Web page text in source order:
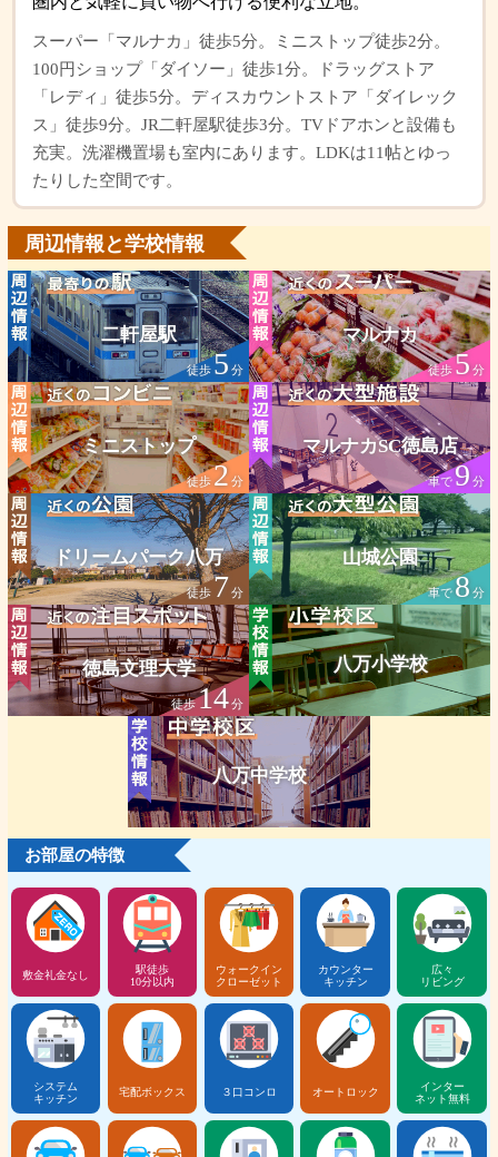
スーパー「マルナカ」徒歩5分。ミニストップ徒歩2分。
100円ショップ「ダイソー」徒歩1分。ドラッグストア
「レディ」徒歩5分。ディスカウントストア「ダイレック
ス」徒歩9分。JR二軒屋駅徒歩3分。TVドアホンと設備も
充実。洗濯機置場も室内にあります。LDKは11帖とゆっ
たりした空間です。
周辺情報と学校情報
二軒屋駅
徒歩5 分
マルナカ
徒歩5分
ミニストップ
徒歩2分
マルナカSC徳島店
車で9分
ドリームパーク八万
徒歩7分
山城公園
車で8 分
徳島文理大学
徒歩14分
八万小学校
八万中学校
お部屋の特徴
敷金礼金なし
駅徒歩
10分以内
ウォークイン
クローゼット
カウンター
キッチン
広々
リビング
システム
キッチン
宅配ボックス ３口コンロ オートロック
インター
ネット無料